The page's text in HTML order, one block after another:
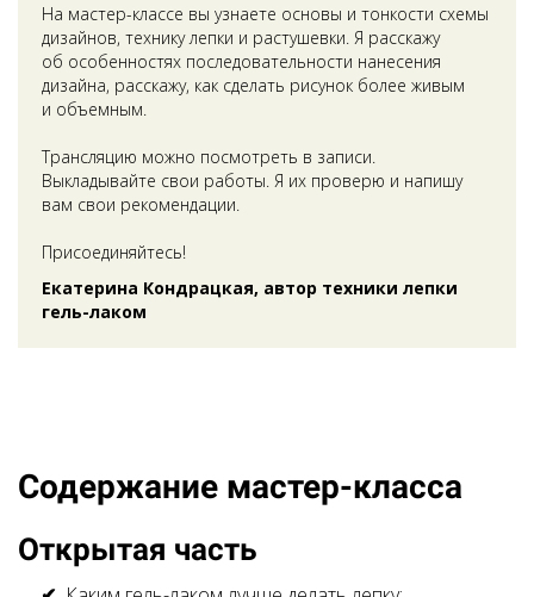
На мастер-классе вы узнаете основы и тонкости схемы
дизайнов, технику лепки и растушевки. Я расскажу
об особенностях последовательности нанесения
дизайна, расскажу, как сделать рисунок более живым
и объемным.
Трансляцию можно посмотреть в записи.
Выкладывайте свои работы. Я их проверю и напишу
вам свои рекомендации.
Присоединяйтесь!
Екатерина Кондрацкая, автор техники лепки
гель-лаком
Содержание мастер-класса
Открытая часть